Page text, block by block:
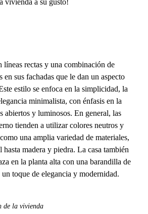
líneas rectas y una combinación de
en sus fachadas que le dan un aspecto
estilo se enfoca en la simplicidad, la
minimalista, con énfasis en la
abiertos y luminosos. En general, las
tienden a utilizar colores neutros y
una amplia variedad de materiales,
madera y piedra. La casa también
en la planta alta con una barandilla de
toque de elegancia y modernidad.
de la vivienda